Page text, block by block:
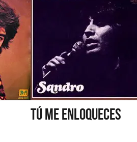
TÚ ME ENLOQUECES